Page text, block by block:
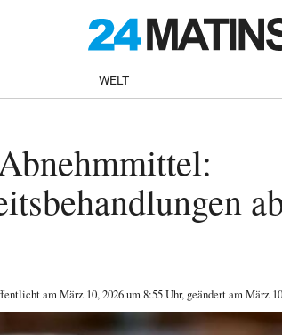
WELT
amMärz 10, 2026um 8:55 Uhr, geändert am März